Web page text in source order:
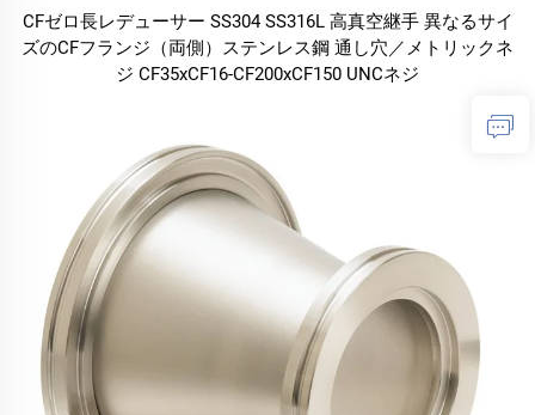
CFゼロ長レデューサー SS304 SS316L 高真空継手 異なるサイ
ズのCFフランジ（両側）ステンレス鋼 通し穴／メトリックネ
ジ CF35xCF16-CF200xCF150 UNCネジ